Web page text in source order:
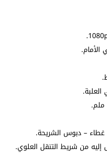
من شريط التنقل العلوي.